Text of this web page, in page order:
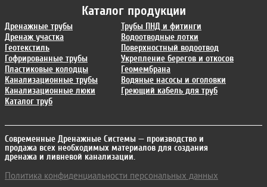
Каталог продукции
Дренажные трубы
Дренаж участка
Геотекстиль
Гофрированные трубы
Пластиковые колодцы
Канализационные трубы
Канализационные люки
Каталог труб
Трубы ПНД и фитинги
Водоотводные лотки
Поверхностный водоотвод
Укрепление берегов и откосов
Геомембрана
Водяные насосы и оголовки
Греющий кабель для труб
Современные Дренажные Системы — производство и
продажа всех необходимых материалов для создания
дренажа и ливневой канализации.
Политика конфиденциальности персональных данных